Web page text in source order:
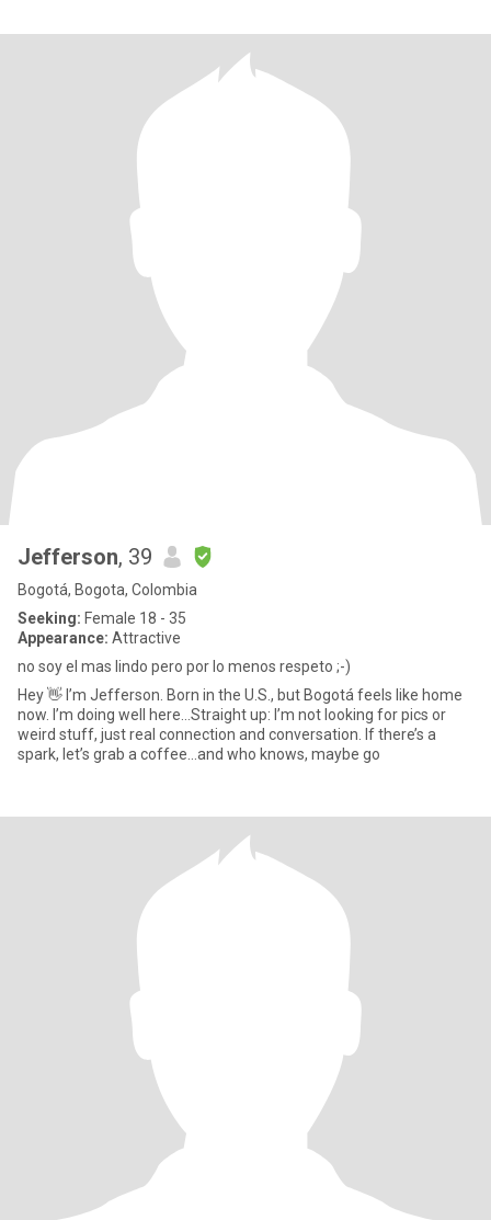
Jefferson, 39
Bogotá, Bogota, Colombia
Seeking: Female 18 - 35
Appearance: Attractive
no soy el mas lindo pero por lo menos respeto ;-)
Hey 👋 I’m Jefferson. Born in the U.S., but Bogotá feels like home
now. I’m doing well here…Straight up: I’m not looking for pics or
weird stuff, just real connection and conversation. If there’s a
spark, let’s grab a coffee...and who knows, maybe go